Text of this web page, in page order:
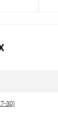
30)